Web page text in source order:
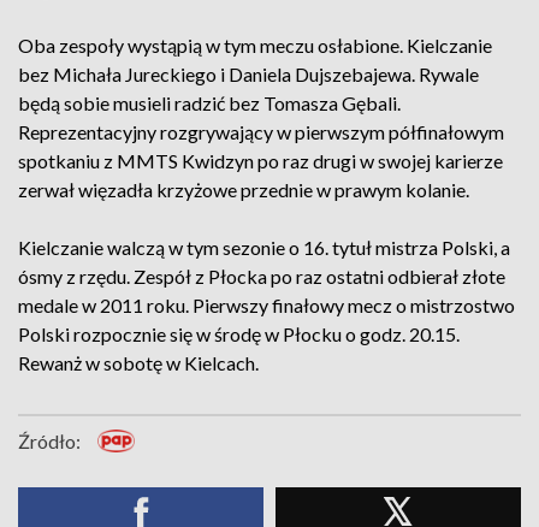
Oba zespoły wystąpią w tym meczu osłabione. Kielczanie
bez Michała Jureckiego i Daniela Dujszebajewa. Rywale
będą sobie musieli radzić bez Tomasza Gębali.
Reprezentacyjny rozgrywający w pierwszym półfinałowym
spotkaniu z MMTS Kwidzyn po raz drugi w swojej karierze
zerwał więzadła krzyżowe przednie w prawym kolanie.
Kielczanie walczą w tym sezonie o 16. tytuł mistrza Polski, a
ósmy z rzędu. Zespół z Płocka po raz ostatni odbierał złote
medale w 2011 roku. Pierwszy finałowy mecz o mistrzostwo
Polski rozpocznie się w środę w Płocku o godz. 20.15.
Rewanż w sobotę w Kielcach.
Źródło: